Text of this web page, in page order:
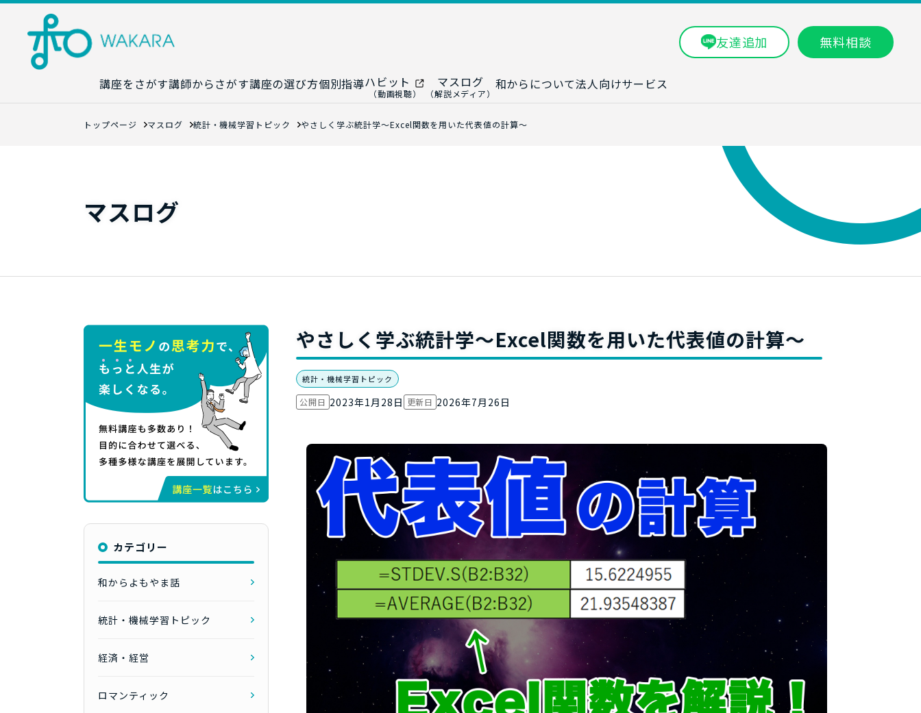
友達追加 無料相談
講座をさがす講師からさがす講座の選び方
講座カレンダー
個別指導
生成AI教室
ハビット
（動画視聴）
マスログ
（解説メディア）
和からについて法人向けサービス
トップページ マスログ 統計・機械学習トピック やさしく学ぶ統計学～Excel関数を用いた代表値の計算～
マスログ
やさしく学ぶ統計学～Excel関数を用いた代表値の計算～
統計・機械学習トピック
公開日 2023年1月28日 更新日 2026年7月26日
カテゴリー
和からよもやま話
統計・機械学習トピック
経済・経営
ロマンティック